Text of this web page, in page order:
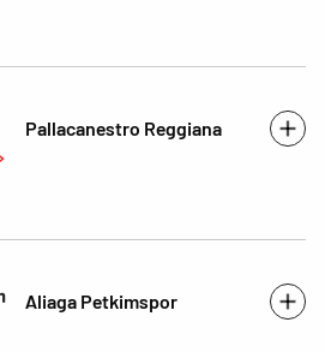
Pallacanestro Reggiana
Aliaga Petkimspor